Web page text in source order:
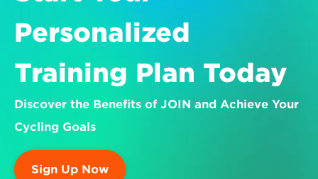
Personalized
Training Plan Today
Discover the Benefits of JOIN and Achieve Your
Cycling Goals
Sign Up Now